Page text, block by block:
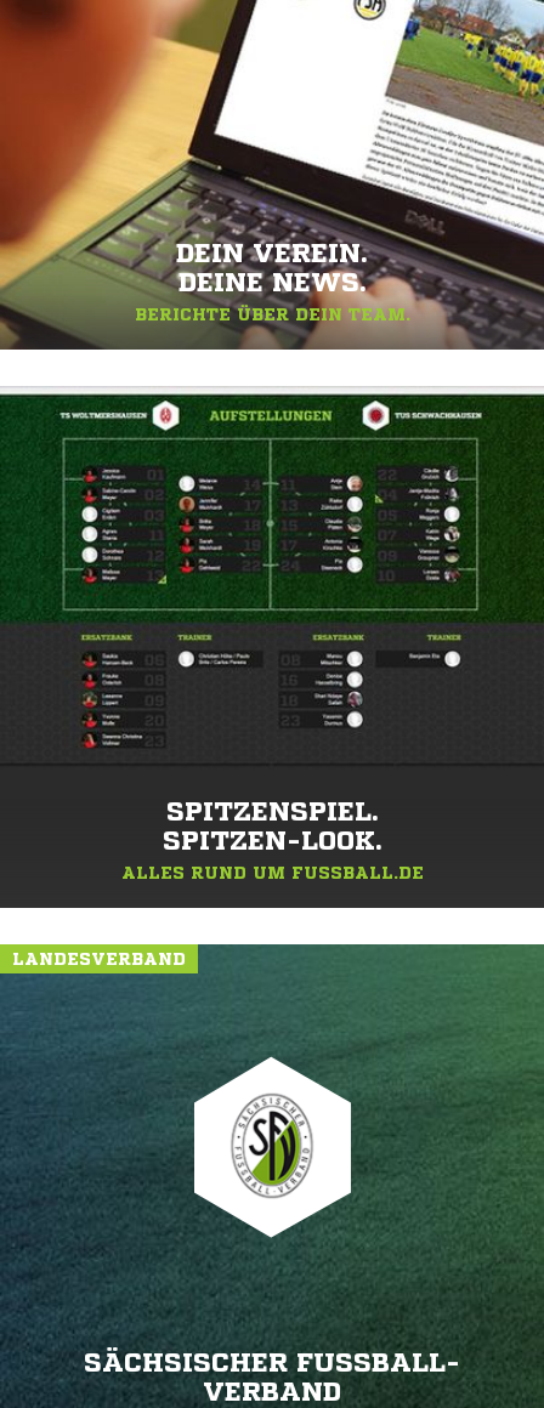
DEIN VEREIN.
DEINE NEWS.
BERICHTE ÜBER DEIN TEAM.
SPITZENSPIEL.
SPITZEN-LOOK.
ALLES RUND UM FUSSBALL.DE
LANDESVERBAND
SÄCHSISCHER FUSSBALL-V
ERBAND